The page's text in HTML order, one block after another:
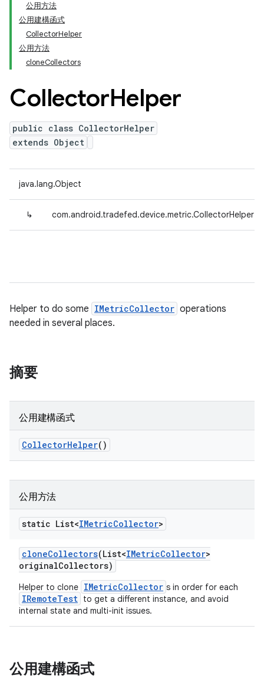
公用方法
公用建構函式
CollectorHelper
公用方法
cloneCollectors
CollectorHelper
public class CollectorHelper
extends Object
java.lang.Object
↳ com.android.tradefed.device.metric.CollectorHelper
Helper to do some IMetricCollector operations
needed in several places.
摘要
公用建構函式
CollectorHelper()
公用方法
static List<IMetricCollector>
cloneCollectors(List<IMetricCollector>
originalCollectors)
Helper to clone IMetricCollector s in order for each
IRemoteTest to get a different instance, and avoid
internal state and multi-init issues.
公用建構函式